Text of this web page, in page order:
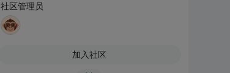
社区管理员
加入社区